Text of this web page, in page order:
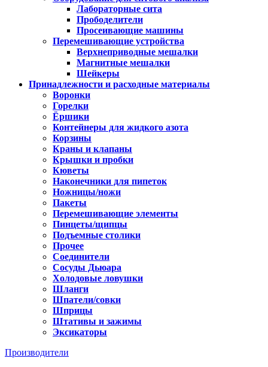
Лабораторные сита
Прободелители
Просеивающие машины
Перемешивающие устройства
Верхнеприводные мешалки
Магнитные мешалки
Шейкеры
Принадлежности и расходные материалы
Воронки
Горелки
Ёршики
Контейнеры для жидкого азота
Корзины
Краны и клапаны
Крышки и пробки
Кюветы
Наконечники для пипеток
Ножницы/ножи
Пакеты
Перемешивающие элементы
Пинцеты/щипцы
Подъемные столики
Прочее
Соединители
Сосуды Дьюара
Холодовые ловушки
Шланги
Шпатели/совки
Шприцы
Штативы и зажимы
Эксикаторы
Производители